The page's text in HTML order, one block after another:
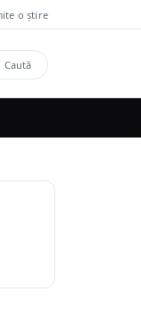
o știre
Caută